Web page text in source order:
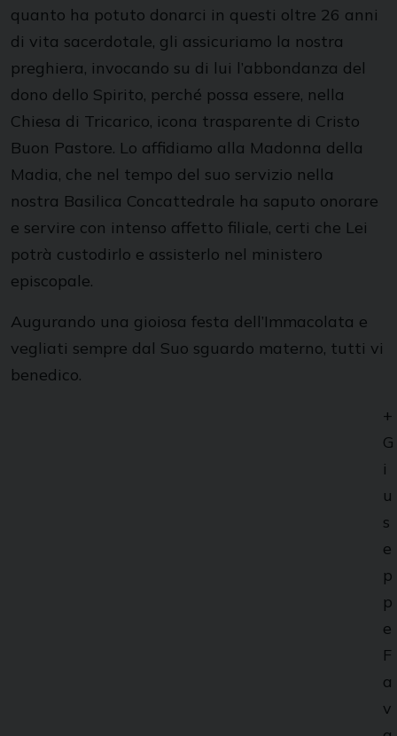
quanto ha potuto donarci in questi oltre 26 anni
di vita sacerdotale, gli assicuriamo la nostra
preghiera, invocando su di lui l’abbondanza del
dono dello Spirito, perché possa essere, nella
Chiesa di Tricarico, icona trasparente di Cristo
Buon Pastore. Lo affidiamo alla Madonna della
Madia, che nel tempo del suo servizio nella
nostra Basilica Concattedrale ha saputo onorare
e servire con intenso affetto filiale, certi che Lei
potrà custodirlo e assisterlo nel ministero
episcopale.
Augurando una gioiosa festa dell’Immacolata e
vegliati sempre dal Suo sguardo materno, tutti vi
benedico.
+
G
i
u
s
e
p
p
e
F
a
v